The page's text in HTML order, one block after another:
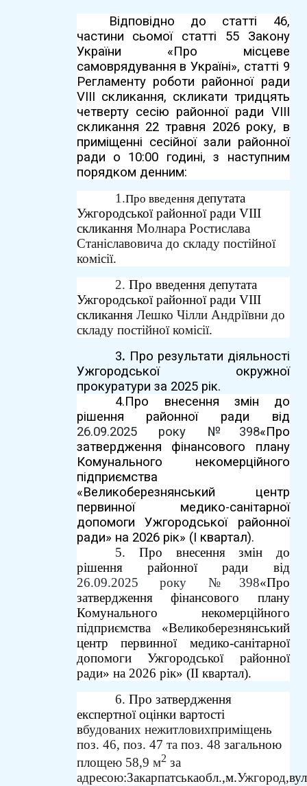
Відповідно до статті 46,
частини сьомої статті 55 Закону
України «Про місцеве
самоврядування в Україні», статті 9
Регламенту роботи районної ради
VIІI скликання, скликати тридцять
четверту сесію районної ради VIІI
скликання 22 травня 2026 року, в
приміщенні сесійної зали районної
ради о 10:00 годині, з наступним
порядком денним:
1.Про введеннядепутата
Ужгородської районної ради VIII
скликання Молнара Ростислава
Станіславовича до складу постійної
комісії.
2.Про введення депутата
Ужгородської районної ради VIII
скликання Лешко Чілли Андріївни до
складу постійної комісії.
3. Про результати діяльності
Ужгородської окружної
прокуратури за 2025 рік.
4.Про внесення змін до
рішення районної ради від
26.09.2025 року №398«Про
затвердження фінансового плану
Комунального некомерційного
підприємства
«Великоберезнянський центр
первинної медико-санітарної
допомоги Ужгородської районної
ради» на 2026 рік» (І квартал).
5. Про внесення змін до
рішення районної ради від
26.09.2025 року №398«Про
затвердження фінансового плану
Комунального некомерційного
підприємства «Великоберезнянський
центр первинної медико-санітарної
допомоги Ужгородської районної
ради» на 2026 рік» (ІІ квартал).
6.Про затвердження
експертної оцінки вартості
вбудованих нежитловихприміщень
поз. 46, поз. 47 та поз. 48 загальною
площею 58,9 м2 за
адресою:Закарпатськаобл.,м.Ужгород,